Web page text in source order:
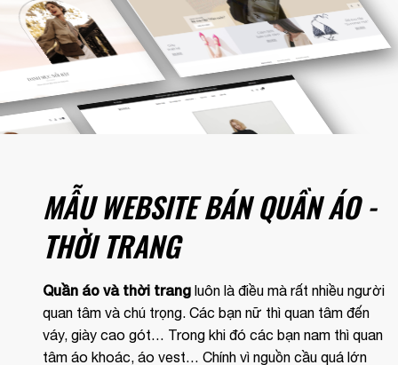
MẪU WEBSITE BÁN QUẦN ÁO -
THỜI TRANG
Quần áo và thời trang luôn là điều mà rất nhiều người
quan tâm và chú trọng. Các bạn nữ thì quan tâm đến
váy, giày cao gót… Trong khi đó các bạn nam thì quan
tâm áo khoác, áo vest… Chính vì nguồn cầu quá lớn